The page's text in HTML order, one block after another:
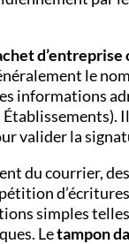
le
informations
valider la
du courrier,
simples telles
Letampon